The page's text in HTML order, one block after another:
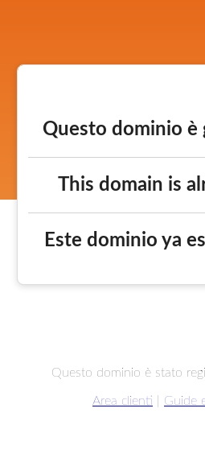
Questo dominio è
This domain is
Este dominio ya
Questo dominio è stato
Area clienti Guide